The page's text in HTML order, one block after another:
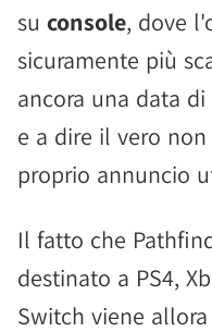
su console, dove
sicuramente più
ancora una data
e a dire il vero
proprio annuncio
Il fatto che
destinato a PS4,
Switch viene